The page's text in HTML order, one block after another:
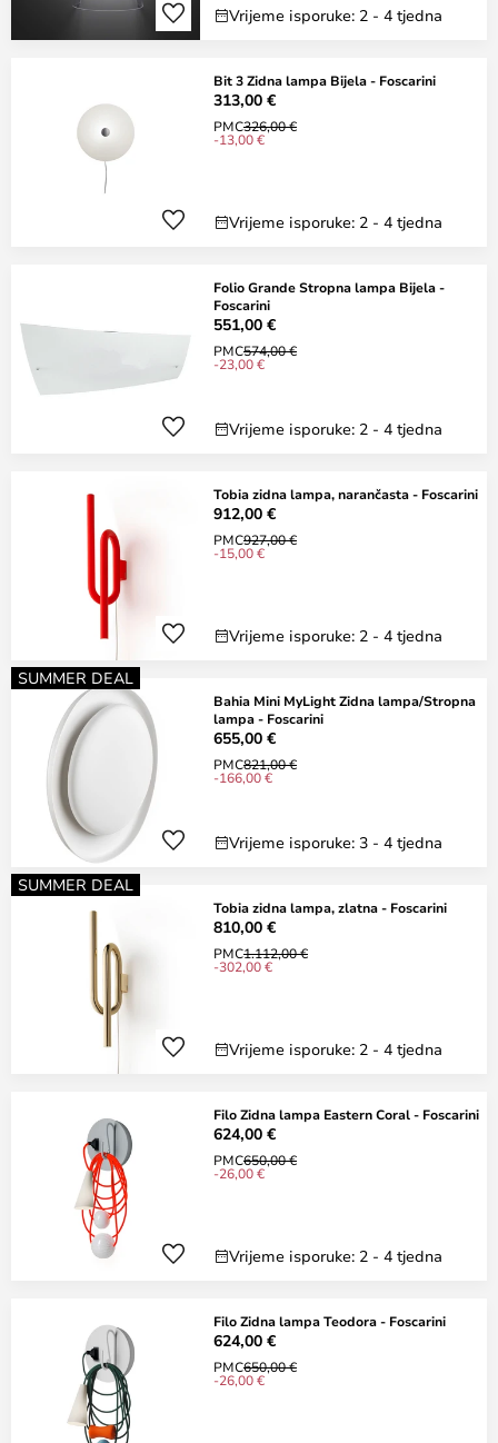
Vrijeme isporuke: 2 - 4 tjedna
Bit 3 Zidna lampa Bijela - Foscarini
313,00 €
PMC326,00 €
-13,00 €
Vrijeme isporuke: 2 - 4 tjedna
Folio Grande Stropna lampa Bijela -
Foscarini
551,00 €
PMC574,00 €
-23,00 €
Vrijeme isporuke: 2 - 4 tjedna
Tobia zidna lampa, narančasta - Foscarini
912,00 €
PMC927,00 €
-15,00 €
Vrijeme isporuke: 2 - 4 tjedna
SUMMER DEAL
Bahia Mini MyLight Zidna lampa/Stropna
lampa - Foscarini
655,00 €
PMC821,00 €
-166,00 €
Vrijeme isporuke: 3 - 4 tjedna
SUMMER DEAL
Tobia zidna lampa, zlatna - Foscarini
810,00 €
PMC1.112,00 €
-302,00 €
Vrijeme isporuke: 2 - 4 tjedna
Filo Zidna lampa Eastern Coral - Foscarini
624,00 €
PMC650,00 €
-26,00 €
Vrijeme isporuke: 2 - 4 tjedna
Filo Zidna lampa Teodora - Foscarini
624,00 €
PMC650,00 €
-26,00 €